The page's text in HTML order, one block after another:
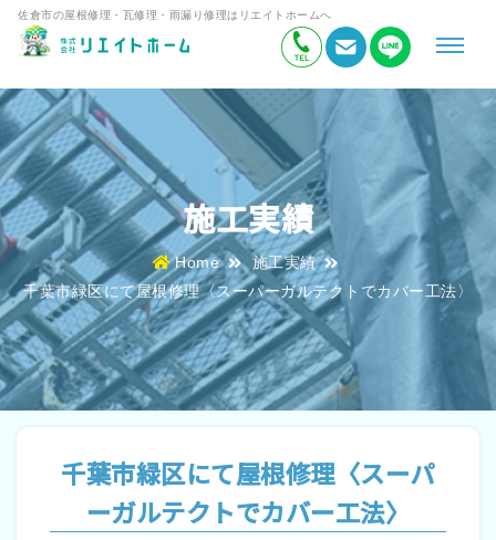
佐倉市の屋根修理・瓦修理・雨漏り修理はリエイトホームへ
施工実績
Home
施工実績
千葉市緑区にて屋根修理〈スーパーガルテクトでカバー工法〉
千葉市緑区にて屋根修理〈スーパ
ーガルテクトでカバー工法〉